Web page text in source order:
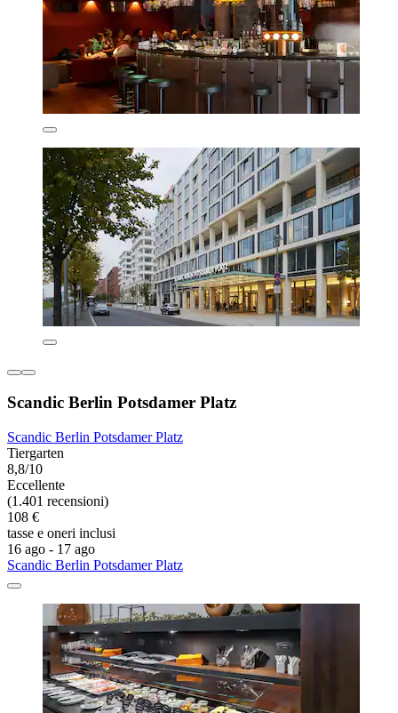
Scandic Berlin Potsdamer Platz
Scandic Berlin Potsdamer Platz
Tiergarten
8,8/10
Eccellente
(1.401 recensioni)
108 €
tasse e oneri inclusi
16 ago - 17 ago
Scandic Berlin Potsdamer Platz